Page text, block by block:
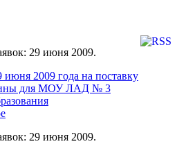
29 июня 2009.
2009 года на поставку
для МОУ ЛАД № 3
29 июня 2009.